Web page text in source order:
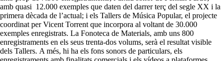
amb quasi 12.000 exemples que daten del darrer terç del segle XX i la
primera dècada de l’actual; i els Tallers de Música Popular, el projecte
coordinat per Vicent Torrent que incorpora al voltant de 30.000
exemples enregistrats. La Fonoteca de Materials, amb uns 800
enregistraments en els seus trenta-dos volums, serà el resultat visible
dels Tallers. A més, hi ha els fons sonors de particulars, els